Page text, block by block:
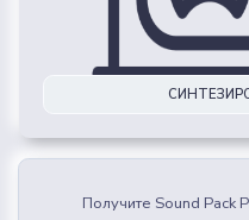
Получите Sound Pack